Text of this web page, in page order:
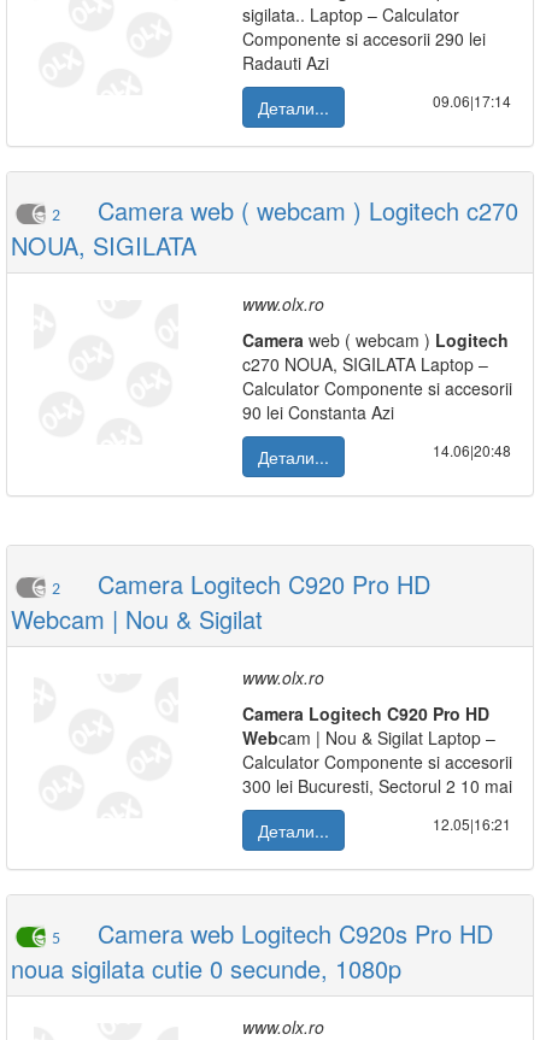
sigilata.. Laptop – Calculator
Componente si accesorii 290 lei
Radauti Azi
Детали...
09.06|17:14
2
Camera web ( webcam ) Logitech c270
NOUA, SIGILATA
www.olx.ro
Camera web ( webcam ) Logitech
c270 NOUA, SIGILATA Laptop –
Calculator Componente si accesorii
90 lei Constanta Azi
Детали...
14.06|20:48
2
Camera Logitech C920 Pro HD
Webcam | Nou & Sigilat
www.olx.ro
Camera Logitech C920 Pro HD
Webcam | Nou & Sigilat Laptop –
Calculator Componente si accesorii
300 lei Bucuresti, Sectorul 2 10 mai
Детали...
12.05|16:21
5
Camera web Logitech C920s Pro HD
noua sigilata cutie 0 secunde, 1080p
www.olx.ro